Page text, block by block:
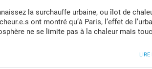
de l'année
la surchauffe urbaine, ou îlot de
ont montré qu’à Paris, l’effet de
ne se limite pas à la chaleur mais